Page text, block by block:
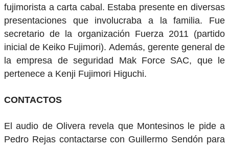
fujimorista a carta cabal. Estaba presente en diversas
presentaciones que involucraba a la familia. Fue
secretario de la organización Fuerza 2011 (partido
inicial de Keiko Fujimori). Además, gerente general de
la empresa de seguridad Mak Force SAC, que le
pertenece a Kenji Fujimori Higuchi.
CONTACTOS
El audio de Olivera revela que Montesinos le pide a
Pedro Rejas contactarse con Guillermo Sendón para